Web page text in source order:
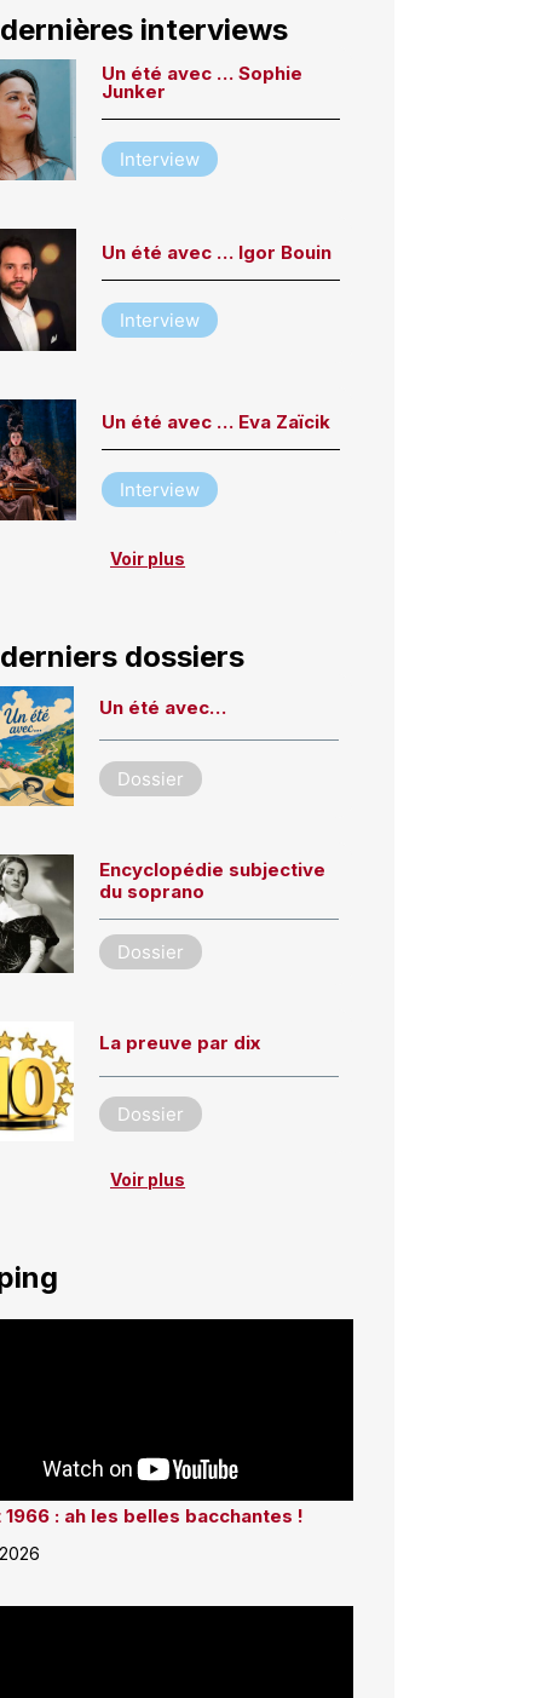
interviews
Un été avec … Sophie
Junker
Interview
Un été avec … Igor Bouin
Interview
Un été avec … Eva Zaïcik
Interview
Voir plus
dossiers
Un été avec…
Dossier
Encyclopédie subjective
du soprano
Dossier
La preuve par dix
Dossier
Voir plus
1966 : ah les belles bacchantes !